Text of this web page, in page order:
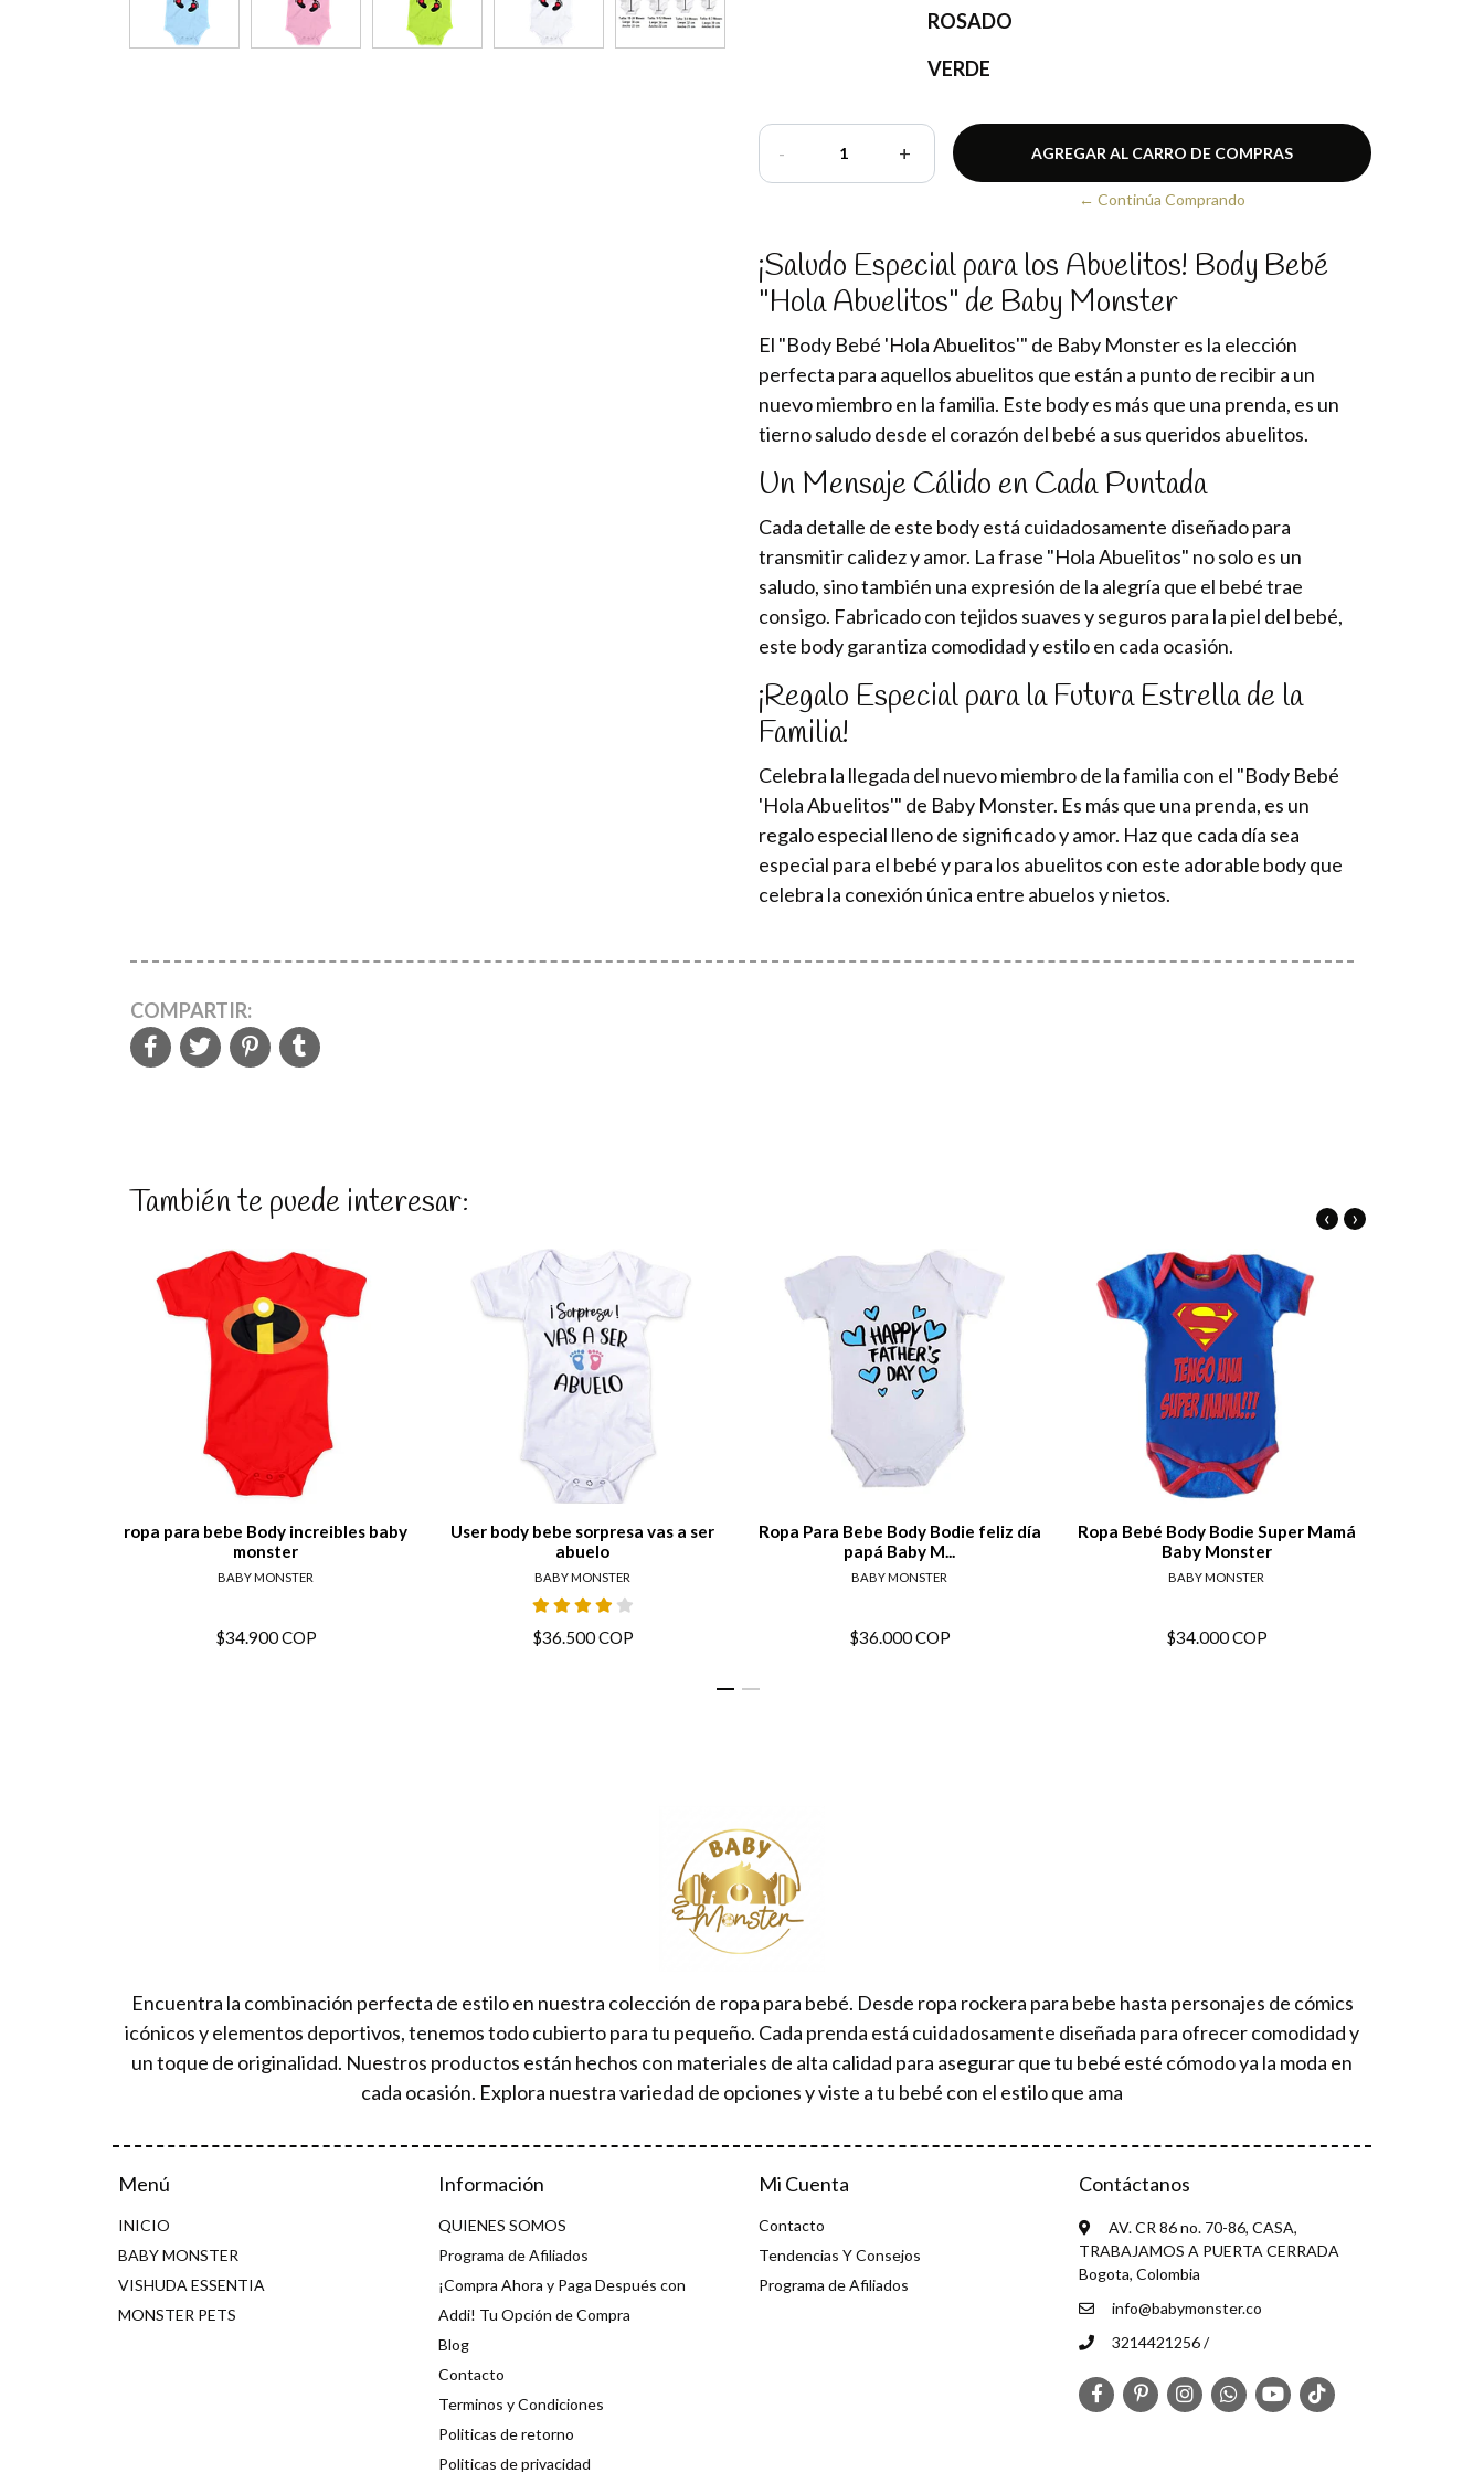
ROSADO
VERDE
- +
← Continúa Comprando
¡Saludo Especial para los Abuelitos! Body Bebé
"Hola Abuelitos" de Baby Monster
El "Body Bebé 'Hola Abuelitos'" de Baby Monster es la elección
perfecta para aquellos abuelitos que están a punto de recibir a un
nuevo miembro en la familia. Este body es más que una prenda, es un
tierno saludo desde el corazón del bebé a sus queridos abuelitos.
Un Mensaje Cálido en Cada Puntada
Cada detalle de este body está cuidadosamente diseñado para
transmitir calidez y amor. La frase "Hola Abuelitos" no solo es un
saludo, sino también una expresión de la alegría que el bebé trae
consigo. Fabricado con tejidos suaves y seguros para la piel del bebé,
este body garantiza comodidad y estilo en cada ocasión.
¡Regalo Especial para la Futura Estrella de la
Familia!
Celebra la llegada del nuevo miembro de la familia con el "Body Bebé
'Hola Abuelitos'" de Baby Monster. Es más que una prenda, es un
regalo especial lleno de significado y amor. Haz que cada día sea
especial para el bebé y para los abuelitos con este adorable body que
celebra la conexión única entre abuelos y nietos.
COMPARTIR:
También te puede interesar:
ropa para bebe Body increibles baby
monster
BABY MONSTER
Ver detalles
$34.900 COP
User body bebe sorpresa vas a ser
abuelo
BABY MONSTER
Ver detalles
$36.500 COP
Ropa Para Bebe Body Bodie feliz día
papá Baby M...
BABY MONSTER
Ver detalles
$36.000 COP
Ropa Bebé Body Bodie Super Mamá
Baby Monster
BABY MONSTER
Ver detalles
$34.000 COP
‹ ›
Encuentra la combinación perfecta de estilo en nuestra colección de ropa para bebé. Desde ropa rockera para bebe hasta personajes de cómics
icónicos y elementos deportivos, tenemos todo cubierto para tu pequeño. Cada prenda está cuidadosamente diseñada para ofrecer comodidad y
un toque de originalidad. Nuestros productos están hechos con materiales de alta calidad para asegurar que tu bebé esté cómodo ya la moda en
cada ocasión. Explora nuestra variedad de opciones y viste a tu bebé con el estilo que ama
Menú
INICIO
BABY MONSTER
VISHUDA ESSENTIA
MONSTER PETS
Información
QUIENES SOMOS
Programa de Afiliados
¡Compra Ahora y Paga Después con
Addi! Tu Opción de Compra
Blog
Contacto
Terminos y Condiciones
Politicas de retorno
Politicas de privacidad
Mi Cuenta
Contacto
Tendencias Y Consejos
Programa de Afiliados
Contáctanos
AV. CR 86 no. 70-86, CASA,
TRABAJAMOS A PUERTA CERRADA
Bogota, Colombia
info@babymonster.co
3214421256 /